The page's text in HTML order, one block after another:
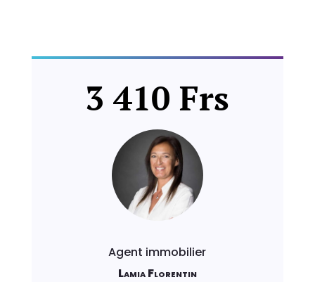
3 410 Frs
Agent immobilier
Lamia Florentin